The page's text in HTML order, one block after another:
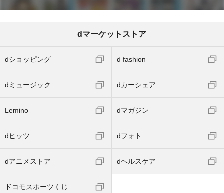
dマーケットストア
dショッピング d fashion
dミュージック dカーシェア
Lemino dマガジン
dヒッツ dフォト
dアニメストア dヘルスケア
ドコモスポーツくじ